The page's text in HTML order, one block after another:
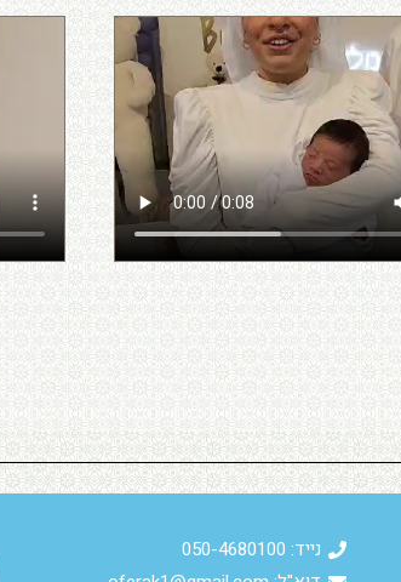
נייד: 050-4680100